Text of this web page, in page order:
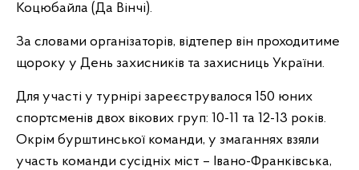
Коцюбайла (Да Вінчі).
За словами організаторів, відтепер він проходитиме
щороку у День захисників та захисниць України.
Для участі у турнірі зареєструвалося 150 юних
спортсменів двох вікових груп: 10-11 та 12-13 років.
Окрім бурштинської команди, у змаганнях взяли
участь команди сусідніх міст – Івано-Франківська,